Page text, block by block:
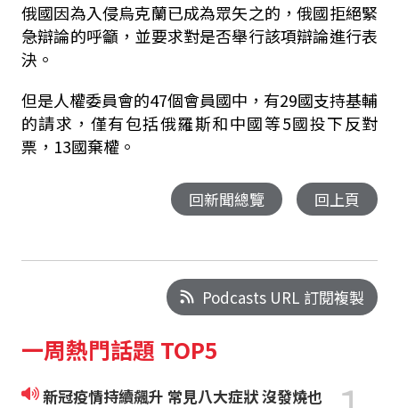
俄國因為入侵烏克蘭已成為眾矢之的，俄國拒絕緊
急辯論的呼籲，並要求對是否舉行該項辯論進行表
決。
但是人權委員會的47個會員國中，有29國支持基輔
的請求，僅有包括俄羅斯和中國等5國投下反對
票，13國棄權。
回新聞總覽 回上頁
Podcasts URL 訂閱複製
一周熱門話題 TOP5
新冠疫情持續飆升 常見八大症狀 沒發燒也